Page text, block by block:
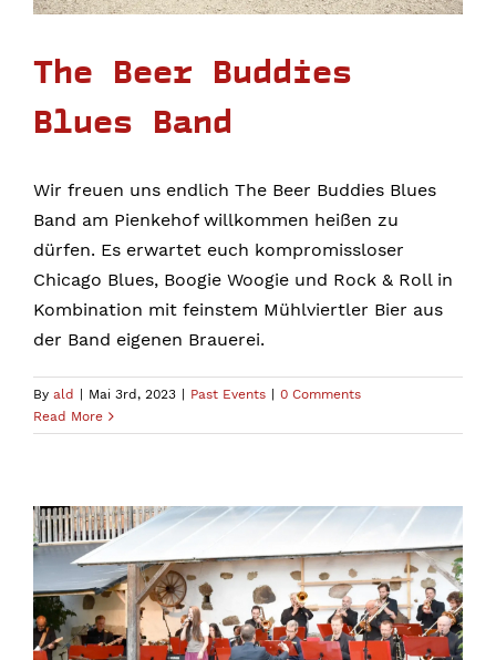
The Beer Buddies
Blues Band
Wir freuen uns endlich The Beer Buddies Blues
Band am Pienkehof willkommen heißen zu
dürfen. Es erwartet euch kompromissloser
Chicago Blues, Boogie Woogie und Rock & Roll in
Kombination mit feinstem Mühlviertler Bier aus
der Band eigenen Brauerei.
By ald | Mai 3rd, 2023 | Past Events | 0 Comments
Read More